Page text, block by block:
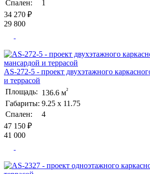
Спален:
1
34 270 ₽
29 800
AS-272-5 - проект двухэтажного
и террасой
Площадь: 136.6 м²
Габариты: 9.25 х 11.75
Спален:
4
47 150 ₽
41 000